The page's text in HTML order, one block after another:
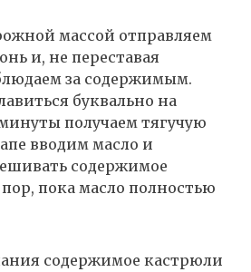
массой отправляем
и, не переставая
за содержимым.
буквально на
минуты получаем тягучую
вводим масло и
содержимое
пока масло полностью
содержимое кастрюли